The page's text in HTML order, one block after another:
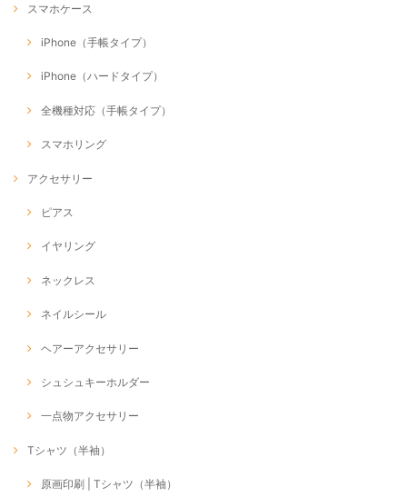
スマホケース
iPhone（手帳タイプ）
iPhone（ハードタイプ）
全機種対応（手帳タイプ）
スマホリング
アクセサリー
ピアス
イヤリング
ネックレス
ネイルシール
ヘアーアクセサリー
シュシュキーホルダー
一点物アクセサリー
Tシャツ（半袖）
原画印刷 | Tシャツ（半袖）